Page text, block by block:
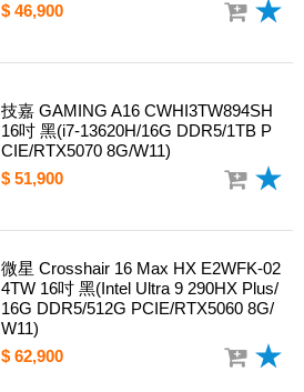
$ 46,900
技嘉 GAMING A16 CWHI3TW894SH
16吋 黑(i7-13620H/16G DDR5/1TB P
CIE/RTX5070 8G/W11)
$ 51,900
微星 Crosshair 16 Max HX E2WFK-02
4TW 16吋 黑(Intel Ultra 9 290HX Plus/
16G DDR5/512G PCIE/RTX5060 8G/
W11)
$ 62,900